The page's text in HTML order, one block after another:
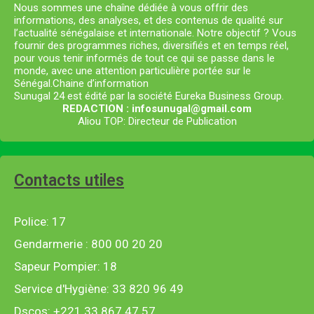
Nous sommes une chaîne dédiée à vous offrir des
informations, des analyses, et des contenus de qualité sur
l’actualité sénégalaise et internationale. Notre objectif ? Vous
fournir des programmes riches, diversifiés et en temps réel,
pour vous tenir informés de tout ce qui se passe dans le
monde, avec une attention particulière portée sur le
Sénégal.Chaine d’information
Sunugal 24 est édité par la société Eureka Business Group.
REDACTION : infosunugal@gmail.com
Aliou TOP: Directeur de Publication
Contacts utiles
Police: 17
Gendarmerie : 800 00 20 20
Sapeur Pompier: 18
Service d'Hygiène: 33 820 96 49
Dscos: +221 33 867 47 57